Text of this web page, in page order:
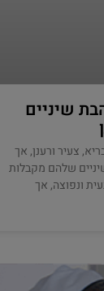
שיניים
צעיר ורענן, אך
שלהם מקבלות
ונפוצה, אך